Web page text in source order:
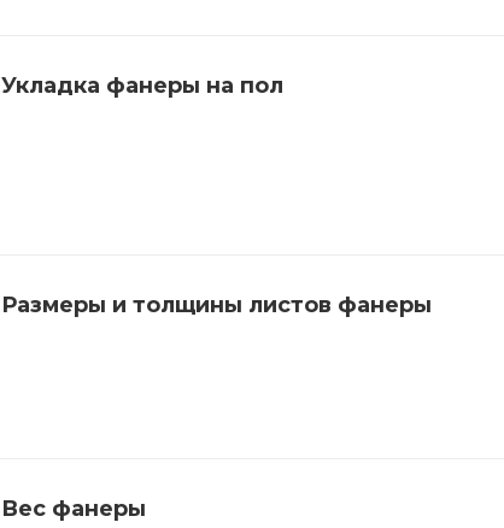
Укладка фанеры на пол
Размеры и толщины листов фанеры
Вес фанеры